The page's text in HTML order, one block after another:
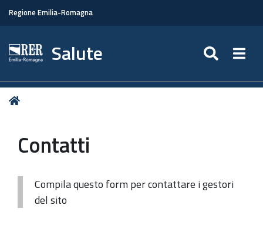
Regione Emilia-Romagna
Salute
Tu
Contatti
Compila questo form per contattare i gestori
del sito